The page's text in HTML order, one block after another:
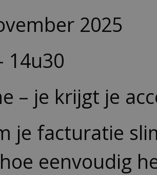
2025
14u30
– je krijgt je
je facturatie
eenvoudig